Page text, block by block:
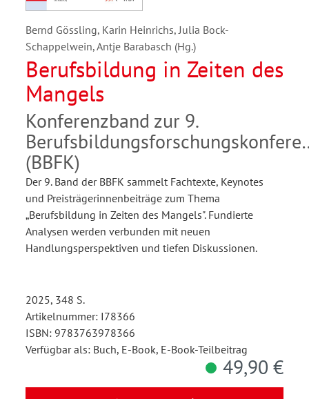
Bernd Gössling, Karin Heinrichs, Julia Bock-
Schappelwein, Antje Barabasch (Hg.)
Berufsbildung in Zeiten des
Mangels
Konferenzband zur 9.
(BBFK)
Der 9. Band der BBFK sammelt Fachtexte, Keynotes
und Preisträgerinnenbeiträge zum Thema
„Berufsbildung in Zeiten des Mangels". Fundierte
Analysen werden verbunden mit neuen
Handlungsperspektiven und tiefen Diskussionen.
2025, 348 S.
Artikelnummer: I78366
ISBN: 9783763978366
Verfügbar als: Buch, E-Book, E-Book-Teilbeitrag
49,90 €